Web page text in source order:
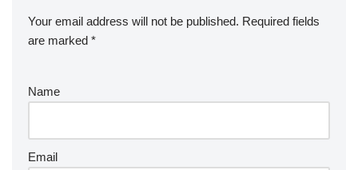
Your email address will not be published. Required fields
are marked *
Name
Email